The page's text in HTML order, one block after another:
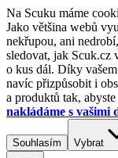
Na Scuku máme
Jako většina webů
nekřupou, ani
sledovat, jak Scuk.cz
o kus dál. Díky
navíc přizpůsobit i
a produktů tak,
nakládáme s vašimi
Souhlasím Vybrat